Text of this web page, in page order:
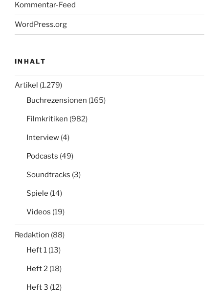
Kommentar-Feed
WordPress.org
INHALT
Artikel (1.279)
Buchrezensionen (165)
Filmkritiken (982)
Interview (4)
Podcasts (49)
Soundtracks (3)
Spiele (14)
Videos (19)
Redaktion (88)
Heft 1 (13)
Heft 2 (18)
Heft 3 (12)